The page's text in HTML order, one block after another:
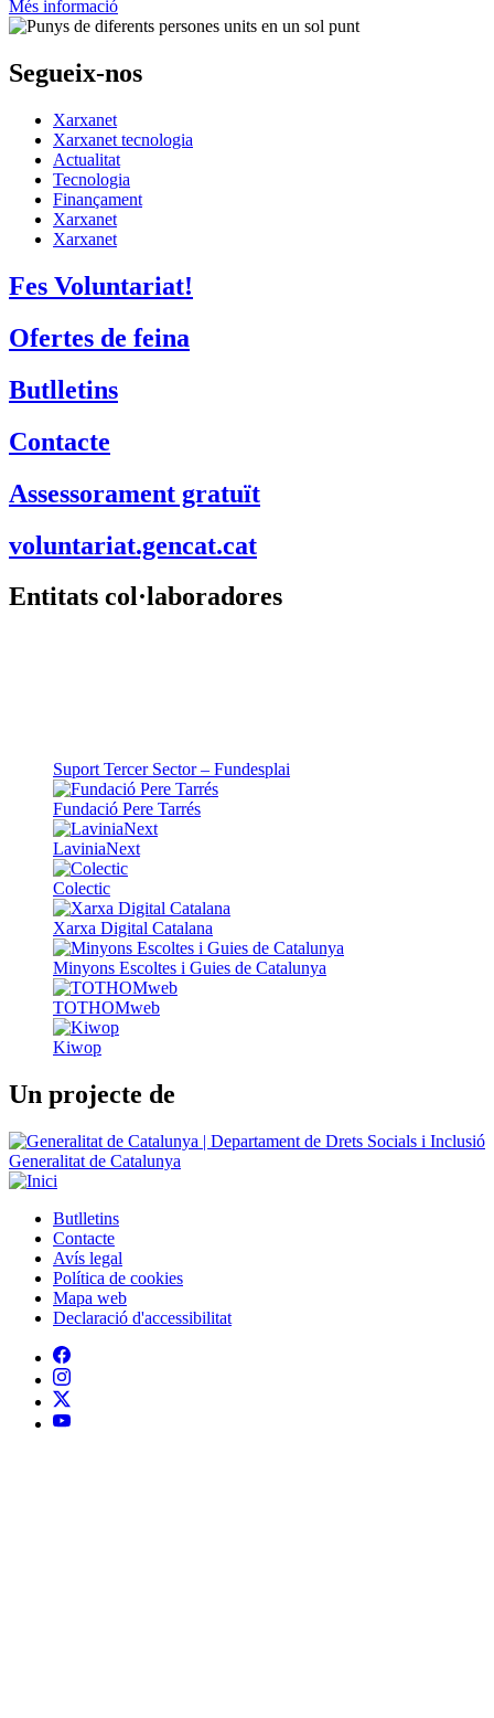
Més informació
Segueix-nos
Xarxanet
Xarxanet tecnologia
Actualitat
Tecnologia
Finançament
Xarxanet
Xarxanet
Fes Voluntariat!
Ofertes de feina
Butlletins
Contacte
Assessorament gratuït
voluntariat.gencat.cat
Entitats col·laboradores
Suport Tercer Sector – Fundesplai
Fundació Pere Tarrés
LaviniaNext
Colectic
Xarxa Digital Catalana
Minyons Escoltes i Guies de Catalunya
TOTHOMweb
Kiwop
Un projecte de
Generalitat de Catalunya
Peu
Butlletins
Contacte
Avís legal
Política de cookies
Mapa web
Declaració d'accessibilitat